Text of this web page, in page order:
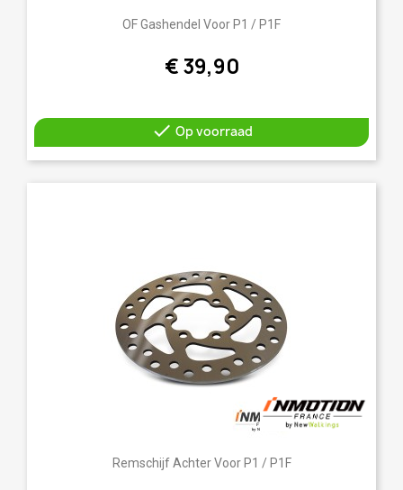
OF Gashendel Voor P1 / P1F
€ 39,90
 Op voorraad
Remschijf Achter Voor P1 / P1F